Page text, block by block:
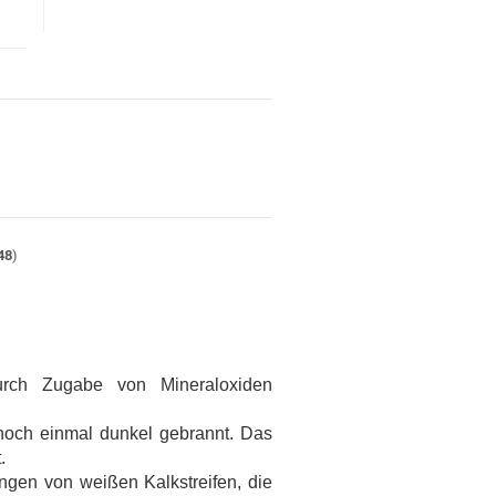
)
Zugabe von Mineraloxiden
einmal dunkel gebrannt. Das
von weißen Kalkstreifen, die